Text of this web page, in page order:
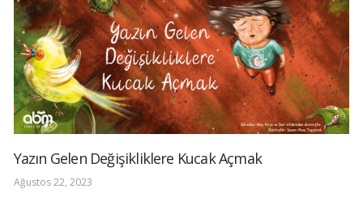
Yazın Gelen Değişikliklere Kucak Açmak
Ağustos 22, 2023